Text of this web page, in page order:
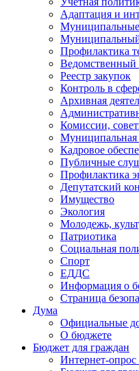
Адаптация и
Муниципальные
Профилактика
Ведомственный
Реестр закупок
Контроль в
Архивная
Комиссии,
Муниципальная
Кадровое
Публичные
Профилактика
Депутатский
Имущество
Экология
Молодежь,
Патриотика
Социальная
Спорт
ЕДДС
Информация о
Страница
Дума
Официальные
О бюджете
Бюджет для граждан
Интернет-